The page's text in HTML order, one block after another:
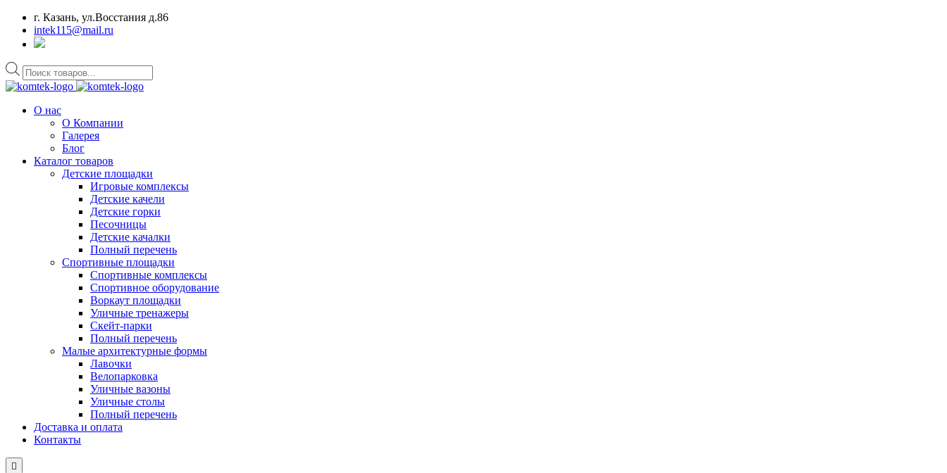
г. Казань, ул.Восстания д.86
intek115@mail.ru
Поиск
товаров
О нас
О Компании
Галерея
Блог
Каталог товаров
Детские площадки
Игровые комплексы
Детские качели
Детские горки
Песочницы
Детские качалки
Полный перечень
Спортивные площадки
Спортивные комплексы
Спортивное оборудование
Воркаут площадки
Уличные тренажеры
Скейт-парки
Полный перечень
Малые архитектурные формы
Лавочки
Велопарковка
Уличные вазоны
Уличные столы
Полный перечень
Доставка и оплата
Контакты